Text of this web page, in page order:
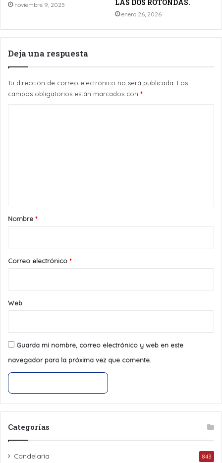
noviembre 9, 2025
LAS DOS ROTONDAS.
enero 26, 2026
Deja una respuesta
Tu dirección de correo electrónico no será publicada. Los
campos obligatorios están marcados con *
r
*
Nombre *
Correo electrónico *
Web
Guarda mi nombre, correo electrónico y web en este
navegador para la próxima vez que comente.
Categorías
Candelaria 843